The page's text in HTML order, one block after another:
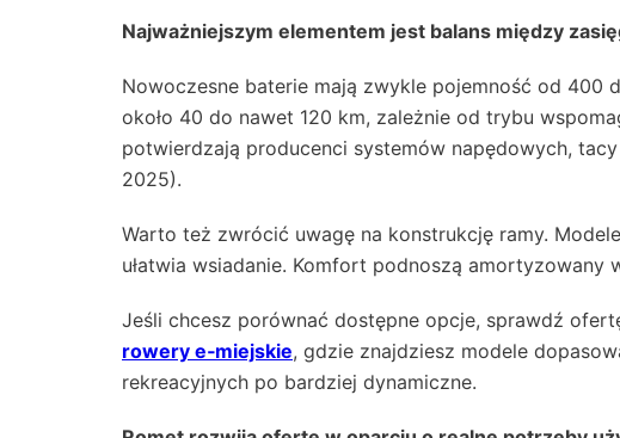
Najważniejszym elementem jest balans między
Nowoczesne baterie mają zwykle pojemność od 400
około 40 do nawet 120 km, zależnie od trybu
potwierdzają producenci systemów napędowych,
2025).
Warto też zwrócić uwagę na konstrukcję ramy.
ułatwia wsiadanie. Komfort podnoszą amortyzowany
Jeśli chcesz porównać dostępne opcje, sprawdź
rowery e‑miejskie, gdzie znajdziesz modele
rekreacyjnych po bardziej dynamiczne.